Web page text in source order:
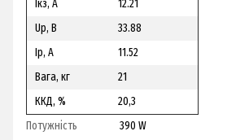
Iкз, А
12.21
Uр, В
33.88
Ip, А
11.52
Вага, кг
21
ККД, %
20,3
Потужність
390 W